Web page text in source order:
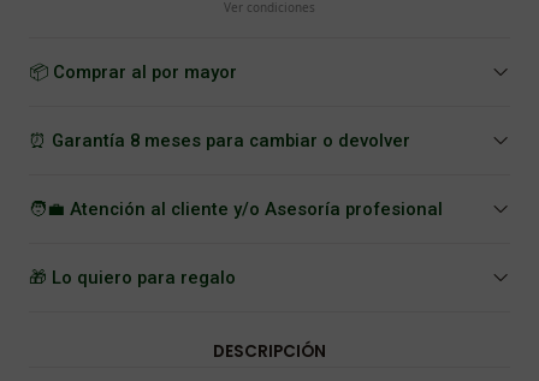
Ver condiciones
📦 Comprar al por mayor
⏰ Garantía 8 meses para cambiar o devolver
🧑‍💼 Atención al cliente y/o Asesoría profesional
🎁 Lo quiero para regalo
DESCRIPCIÓN